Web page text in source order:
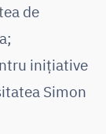
de
inițiative
Simon